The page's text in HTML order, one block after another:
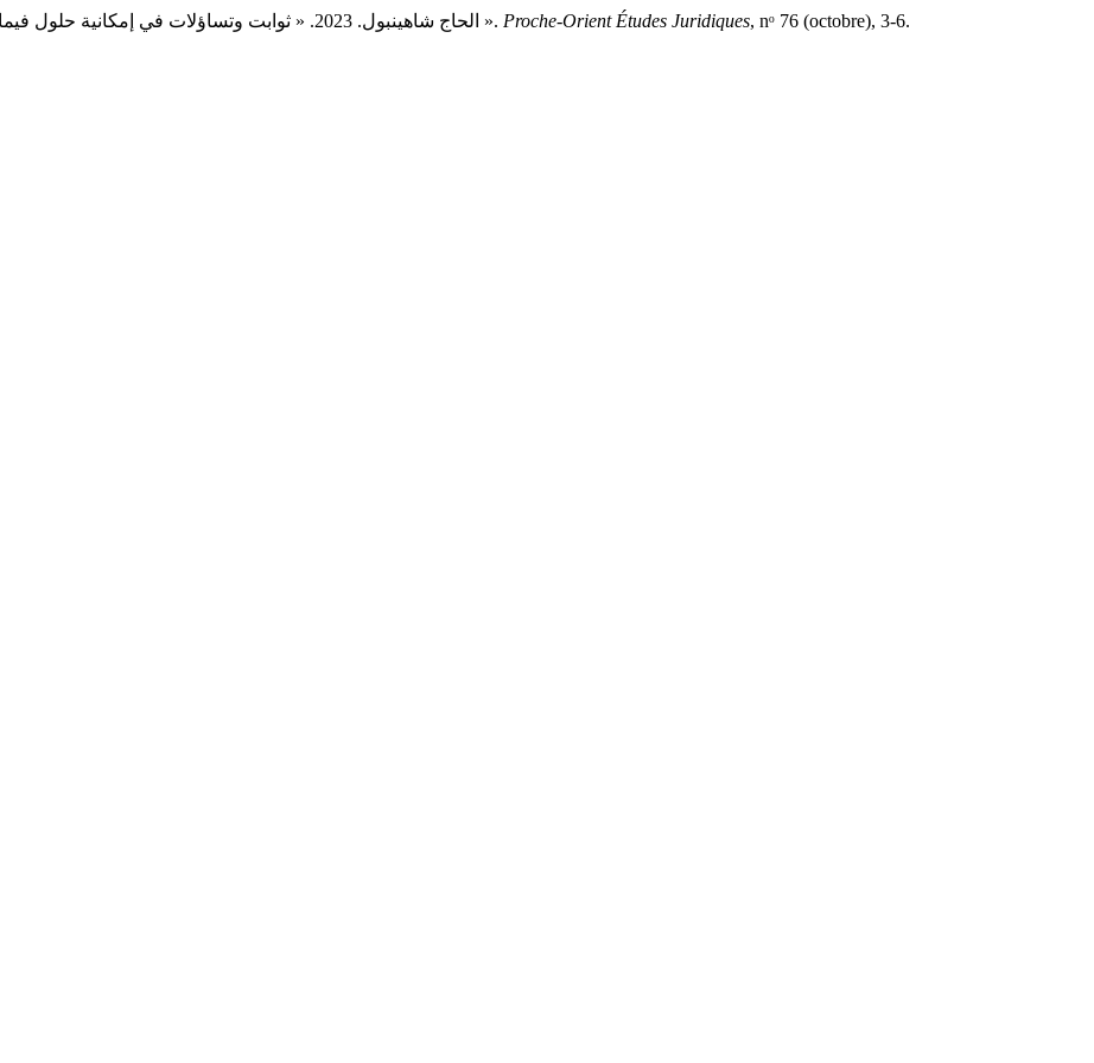
الحاج شاهينبول. 2023. « ثوابت وتساؤلات في إمكانية حلول فيما خص إيفاء الديون المحررة بالعملة الأجنبية في ظل الأزمة المالية ». Proche-Orient Études Juridiques, nᵒ 76 (octobre), 3-6.